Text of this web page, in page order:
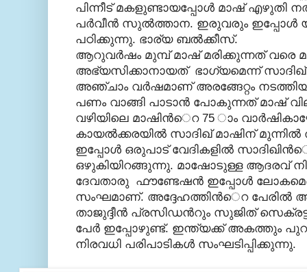
പിന്നീട് മകളുണ്ടായപ്പോള്‍ മാഷ് എഴുതി
പര്‍വീന്‍ സുല്‍ത്താന. ഇരുവരും ഇപ്പോള്‍
പഠിക്കുന്നു. ഭാര്യ ബല്‍ക്കീസ്.
ആറുവര്‍ഷം മുമ്പ് മാഷ് മരിക്കുന്നത് വരെ
അഭ്യസിക്കാനായത് ഭാഗ്യമെന്ന്
അഞ്ചാം വര്‍ഷമാണ് അരങ്ങേറ്റം
പണം വാങ്ങി പാടാന്‍ പോകുന്നത് മാഷ്
വഴിയിലെ മാഷിന്‍െറ 75 ാം
കായല്‍ക്കരയില്‍ സാദിഖ് മാഷിന് മുന്നില്‍
ഇപ്പോള്‍ ഒരുപാട് വേദികളില്‍
ഒഴുകിയിറങ്ങുന്നു. മാഷോടുള്ള ആദരവ്
ദേവതാരു ഫൗണ്ടേഷന്‍ ഇപ്പോള്‍
സംഘമാണ്. അദ്ദേഹത്തിന്‍െറ പേരില്‍
താജുദ്ദീന്‍ പ്രസിഡന്‍റും സുജിത്
പേര്‍ ഇപ്പോഴുണ്ട്. ഇന്ത്യക്ക് അകത്തും
നിരവധി പരിപാടികള്‍ സംഘടിപ്പിക്കുന്നു.